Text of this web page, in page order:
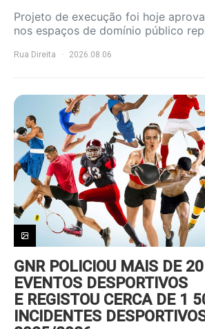
Projeto de execução foi hoje
nos espaços de domínio público
Rua Direita 2026.08.06
GNR POLICIOU MAIS DE
EVENTOS DESPORTIVOS
E REGISTOU CERCA DE 1
INCIDENTES